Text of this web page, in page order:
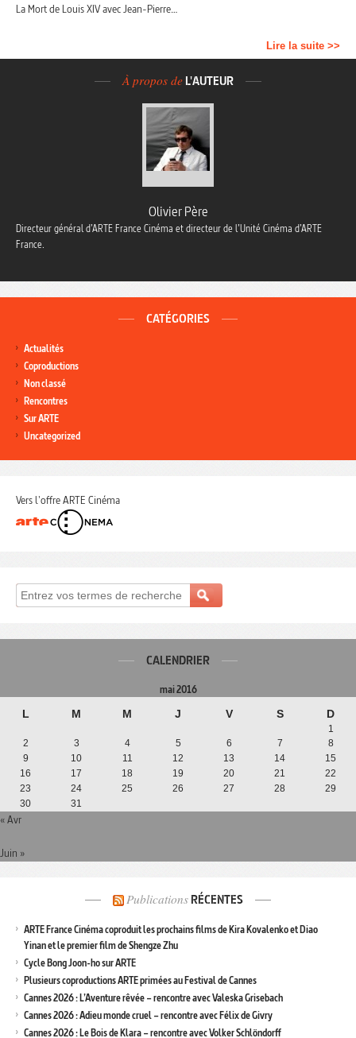
La Mort de Louis XIV avec Jean-Pierre…
Lire la suite >>
À propos de L'AUTEUR
Olivier Père
Directeur général d’ARTE France Cinéma et directeur de l’Unité Cinéma d’ARTE
France.
CATÉGORIES
Actualités
Coproductions
Non classé
Rencontres
Sur ARTE
Uncategorized
Vers l'offre ARTE Cinéma
CALENDRIER
mai 2016
L M M J V S D
1
2
3 4 5 6 7
8
9
10 11 12 13 14
15
16
17 18 19 20 21
22
23
24 25 26 27 28
29
30
31
« Avr
Juin »
Publications RÉCENTES
ARTE France Cinéma coproduit les prochains films de Kira Kovalenko et Diao
Yinan et le premier film de Shengze Zhu
Cycle Bong Joon-ho sur ARTE
Plusieurs coproductions ARTE primées au Festival de Cannes
Cannes 2026 : L’Aventure rêvée – rencontre avec Valeska Grisebach
Cannes 2026 : Adieu monde cruel – rencontre avec Félix de Givry
Cannes 2026 : Le Bois de Klara – rencontre avec Volker Schlöndorff